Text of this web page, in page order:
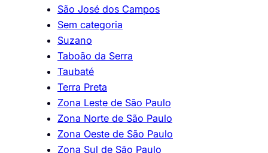
São José dos Campos
Sem categoria
Suzano
Taboão da Serra
Taubaté
Terra Preta
Zona Leste de São Paulo
Zona Norte de São Paulo
Zona Oeste de São Paulo
Zona Sul de São Paulo